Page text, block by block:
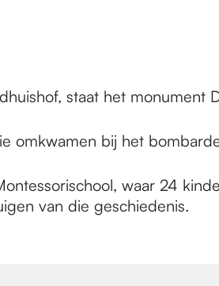
staat het monument
omkwamen bij het
waar 24
van die geschiedenis.